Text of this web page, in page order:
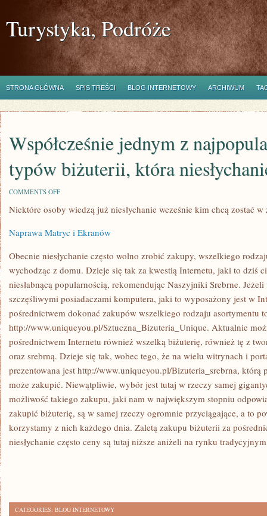
Turystyka, Podróże
STRONA GŁÓWNA SPIS TREŚCI BLOG INTERNETOWY ARCHIWUM
Współcześnie jednym z
typów biżuterii, która
COMMENTS OFFON
JEDNYM
Z
TYPÓW
KTÓRA
NIESŁYCHANIE
Niektóre osoby wiedzą już niesłychanie wcześnie kim chcą zostać w
Naprawa Matryc i Ekranów
Obecnie niesłychanie często wolno zrobić zakupy, wszelkiego
wychodząc z domu. Dzieje się tak za kwestią Internetu, jaki to dziś
niesłabnącą popularnością, rekomendując Naszyjniki Srebrne.
szczęśliwymi posiadaczami komputera, jaki to wyposażony jest w
pośrednictwem dokonać zakupów wszelkiego rodzaju asortymentu
http://www.uniqueyou.pl/Sztuczna_Bizuteria_Unique. Aktualnie
pośrednictwem Internetu również wszelką biżuterię, również tę z
oraz srebrną. Dzieje się tak, wobec tego, że na wielu witrynach i
prezentowana jest http://www.uniqueyou.pl/Bizuteria_srebrna,
może zakupić. Niewątpliwie, wybór jest tutaj w rzeczy samej
możliwość takiego zakupu, jaki nam w największym stopniu
zakupić biżuterię, są w samej rzeczy ogromnie przyciągające, a to
korzystamy z nich każdego dnia. Zaletą zakupu biżuterii za
niesłychanie często ceny są tutaj niższe aniżeli na rynku
CATEGORIES: BLOG INTERNETOWY